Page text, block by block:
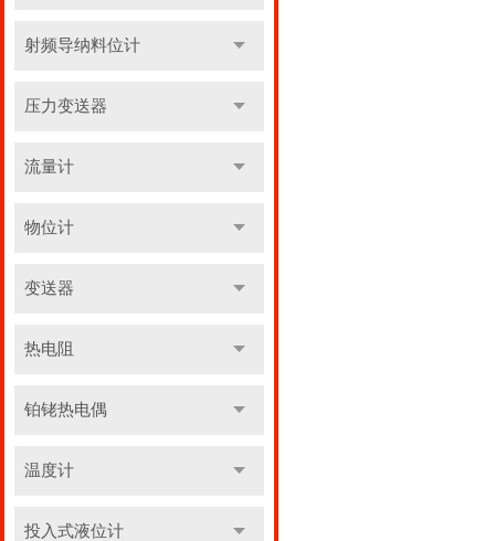
射频导纳料位计
压力变送器
流量计
物位计
变送器
热电阻
铂铑热电偶
温度计
投入式液位计